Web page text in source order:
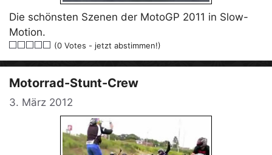
Die schönsten Szenen der MotoGP 2011 in Slow-
Motion.
(0 Votes - jetzt abstimmen!)
Motorrad-Stunt-Crew
3. März 2012